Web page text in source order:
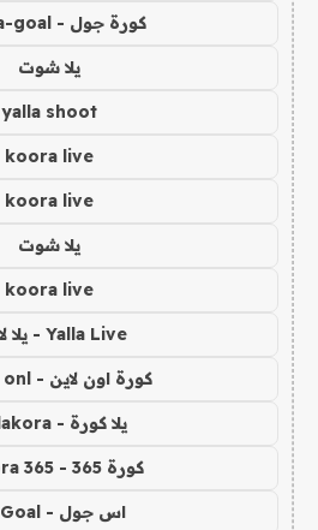
كورة جول - koora-goal
يلا شوت
yalla shoot
koora live
koora live
يلا شوت
koora live
Yalla Live - يلا لايف
كورة اون لاين - koora onl
يلا كورة - yallakora
كورة 365 - kooora 365
اس جول - AS Goal